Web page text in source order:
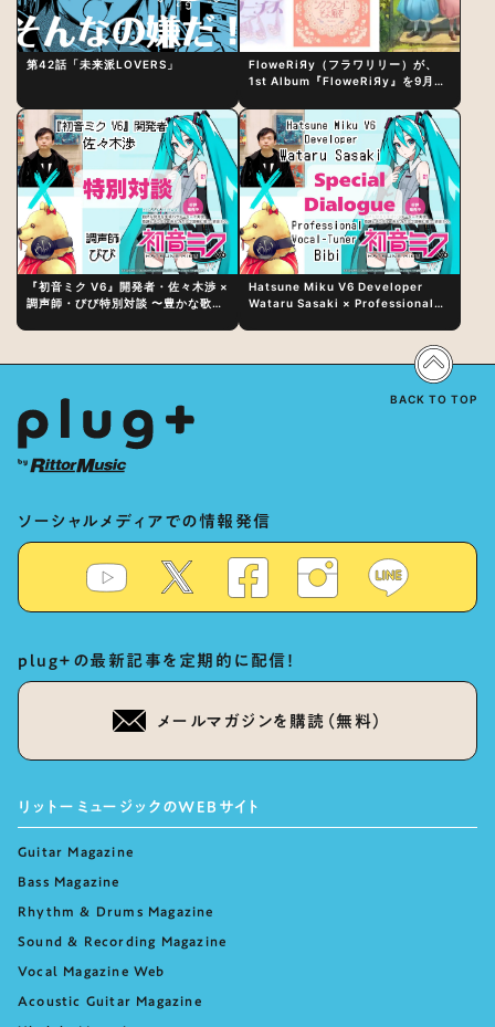
第42話「未来派LOVERS」
FloweRiЯy（フラワリリー）が、
1st Album『FloweRiЯy』を9月23
『初音ミク V6』開発者・佐々木渉 ×
調声師・びび特別対談 〜豊かな歌声
Hatsune Miku V6 Developer
Wataru Sasaki × Professional
Vocal Expression Lies in “Love
for the singing characters” and
ソーシャルメディアでの情報発信
plug+の最新記事を定期的に配信！
メールマガジンを購読（無料）
リットーミュージックのWEBサイト
Guitar Magazine
Bass Magazine
Rhythm & Drums Magazine
Sound & Recording Magazine
Vocal Magazine Web
Acoustic Guitar Magazine
BACK TO TOP